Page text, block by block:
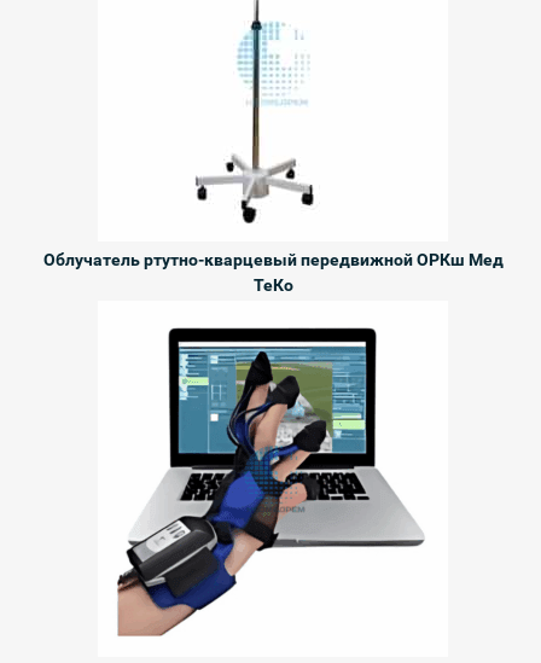
Облучатель ртутно-кварцевый передвижной ОРКш Мед
ТеКо